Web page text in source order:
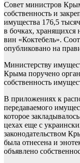
Совет министров
собственность и
имущества 176,5
в бочках, хранящихся
вин «Коктебель».
опубликовано на
Министерству
Крыма поручено
собственность
В приложениях к
передаваемого
которое
цехах еще с
законодательством
была отнесена и
объявлено